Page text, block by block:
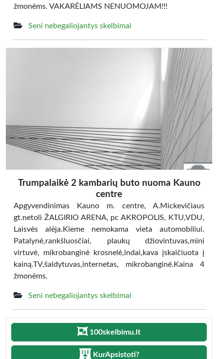
žmonėms. VAKARĖLIAMS NENUOMOJAM!!!
Seni nebegaliojantys skelbimai
Trumpalaikė 2 kambarių buto nuoma Kauno
centre
Apgyvendinimas Kauno m. centre, A.Mickevičiaus
gt.netoli ŽALGIRIO ARENA, pc AKROPOLIS, KTU,VDU,
Laisvės alėja.Kieme nemokama vieta automobiliui.
Patalynė,rankšluosčiai, plaukų džiovintuvas,mini
virtuvė, mikrobanginė krosnelė,indai,kava įskaičiuota į
kainą.TV,šaldytuvas,internetas, mikrobanginė.Kaina 4
žmonėms.
Seni nebegaliojantys skelbimai
100skelbimu.lt
KurApsistoti?